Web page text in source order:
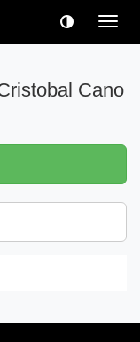
Cano